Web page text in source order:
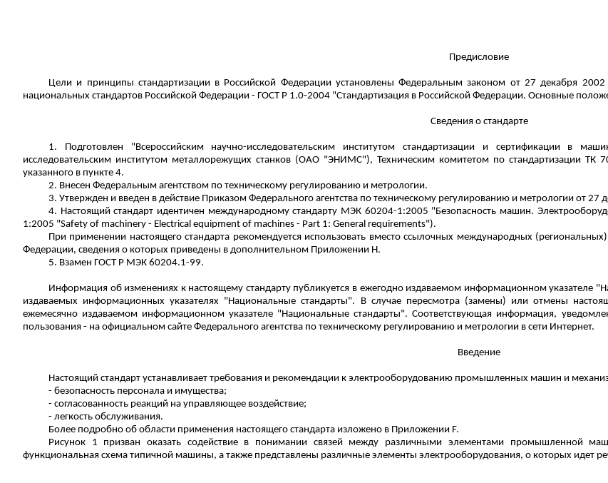
Предисловие
Цели и принципы стандартизации в Российской Федерации установлены Федеральным законом от 27 декабря
национальных стандартов Российской Федерации - ГОСТ Р 1.0-2004 "Стандартизация в Российской Федерации. Основные
Сведения о стандарте
1. Подготовлен "Всероссийским научно-исследовательским институтом стандартизации и сертификации в
исследовательским институтом металлорежущих станков (ОАО "ЭНИМС"), Техническим комитетом по стандартизации ТК
указанного в пункте 4.
2. Внесен Федеральным агентством по техническому регулированию и метрологии.
3. Утвержден и введен в действие Приказом Федерального агентства по техническому регулированию и метрологии от 27
4. Настоящий стандарт идентичен международному стандарту МЭК 60204-1:2005 "Безопасность машин.
1:2005 "Safety of machinery - Electrical equipment of machines - Part 1: General requirements").
При применении настоящего стандарта рекомендуется использовать вместо ссылочных международных
Федерации, сведения о которых приведены в дополнительном Приложении H.
5. Взамен ГОСТ Р МЭК 60204.1-99.
Информация об изменениях к настоящему стандарту публикуется в ежегодно издаваемом информационном указателе
издаваемых информационных указателях "Национальные стандарты". В случае пересмотра (замены) или отмены
ежемесячно издаваемом информационном указателе "Национальные стандарты". Соответствующая информация,
пользования - на официальном сайте Федерального агентства по техническому регулированию и метрологии в сети Интернет.
Введение
Настоящий стандарт устанавливает требования и рекомендации к электрооборудованию промышленных машин и
- безопасность персонала и имущества;
- согласованность реакций на управляющее воздействие;
- легкость обслуживания.
Более подробно об области применения настоящего стандарта изложено в Приложении F.
Рисунок 1 призван оказать содействие в понимании связей между различными элементами промышленной
функциональная схема типичной машины, а также представлены различные элементы электрооборудования, о которых идет